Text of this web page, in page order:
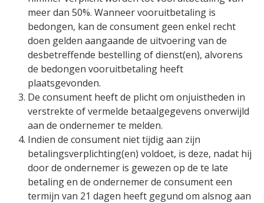
meer dan 50%. Wanneer vooruitbetaling is
bedongen, kan de consument geen enkel recht
doen gelden aangaande de uitvoering van de
desbetreffende bestelling of dienst(en), alvorens
de bedongen vooruitbetaling heeft
plaatsgevonden.
De consument heeft de plicht om onjuistheden in
verstrekte of vermelde betaalgegevens onverwijld
aan de ondernemer te melden.
Indien de consument niet tijdig aan zijn
betalingsverplichting(en) voldoet, is deze, nadat hij
door de ondernemer is gewezen op de te late
betaling en de ondernemer de consument een
termijn van 21 dagen heeft gegund om alsnog aan